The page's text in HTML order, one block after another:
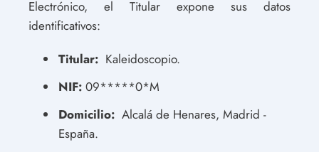
Electrónico, el Titular expone sus datos
identificativos:
Titular: Kaleidoscopio.
NIF: 09*****0*M
Domicilio: Alcalá de Henares, Madrid -
España.